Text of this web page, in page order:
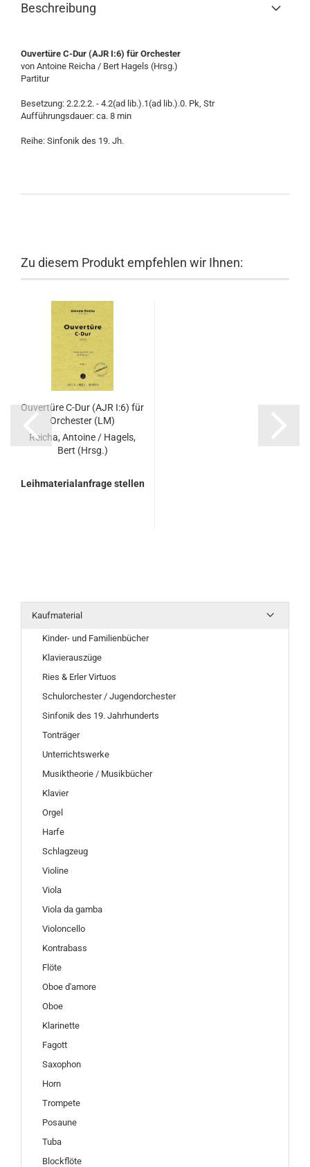
Beschreibung
Ouvertüre C-Dur (AJR I:6) für Orchester
von Antoine Reicha / Bert Hagels (Hrsg.)
Partitur
Besetzung: 2.2.2.2. - 4.2(ad lib.).1(ad lib.).0. Pk, Str
Aufführungsdauer: ca. 8 min
Reihe: Sinfonik des 19. Jh.
Zu diesem Produkt empfehlen wir Ihnen:
Ouvertüre C-Dur (AJR I:6) für
Orchester (LM)
Reicha, Antoine / Hagels,
Bert (Hrsg.)
Leihmaterialanfrage stellen
Kaufmaterial
Kinder- und Familienbücher
Klavierauszüge
Ries & Erler Virtuos
Schulorchester / Jugendorchester
Sinfonik des 19. Jahrhunderts
Tonträger
Unterrichtswerke
Musiktheorie / Musikbücher
Klavier
Orgel
Harfe
Schlagzeug
Violine
Viola
Viola da gamba
Violoncello
Kontrabass
Flöte
Oboe d'amore
Oboe
Klarinette
Fagott
Saxophon
Horn
Trompete
Posaune
Tuba
Blockflöte